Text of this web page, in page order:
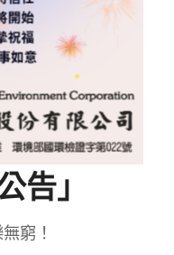
告」
窮！